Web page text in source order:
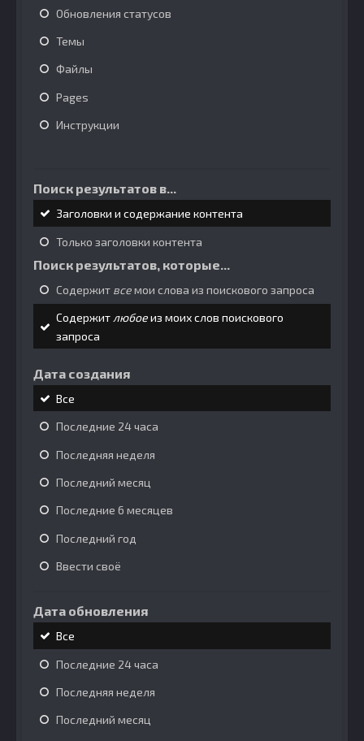
Обновления статусов
Темы
Файлы
Pages
Инструкции
Поиск результатов в...
Заголовки и содержание контента
Только заголовки контента
Поиск результатов, которые...
Содержит всемои слова из поискового запроса
Содержитлюбоеиз моих слов поискового
запроса
Дата создания
Все
Последние 24 часа
Последняя неделя
Последний месяц
Последние 6 месяцев
Последний год
Ввести своё
Дата обновления
Все
Последние 24 часа
Последняя неделя
Последний месяц